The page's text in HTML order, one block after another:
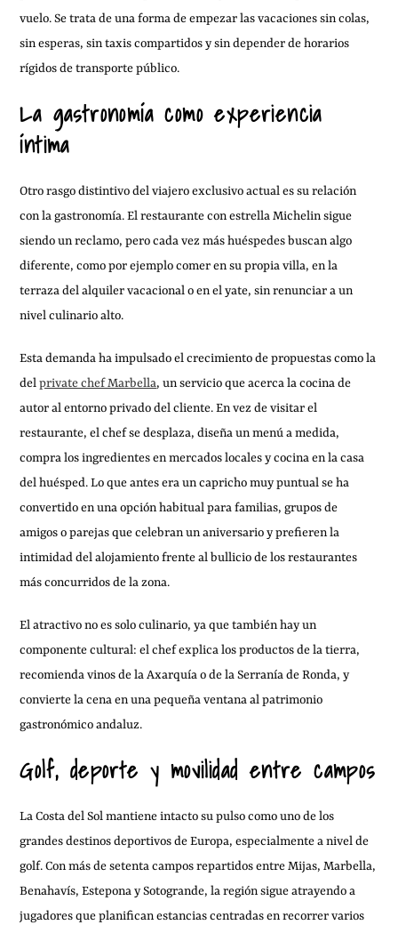
vuelo. Se trata de una forma de empezar las vacaciones sin colas,
sin esperas, sin taxis compartidos y sin depender de horarios
rígidos de transporte público.
La gastronomía como experiencia
íntima
Otro rasgo distintivo del viajero exclusivo actual es su relación
con la gastronomía. El restaurante con estrella Michelin sigue
siendo un reclamo, pero cada vez más huéspedes buscan algo
diferente, como por ejemplo comer en su propia villa, en la
terraza del alquiler vacacional o en el yate, sin renunciar a un
nivel culinario alto.
Esta demanda ha impulsado el crecimiento de propuestas como la
delprivate chef Marbella, un servicio que acerca la cocina de
autor al entorno privado del cliente. En vez de visitar el
restaurante, el chef se desplaza, diseña un menú a medida,
compra los ingredientes en mercados locales y cocina en la casa
del huésped. Lo que antes era un capricho muy puntual se ha
convertido en una opción habitual para familias, grupos de
amigos o parejas que celebran un aniversario y prefieren la
intimidad del alojamiento frente al bullicio de los restaurantes
más concurridos de la zona.
El atractivo no es solo culinario, ya que también hay un
componente cultural: el chef explica los productos de la tierra,
recomienda vinos de la Axarquía o de la Serranía de Ronda, y
convierte la cena en una pequeña ventana al patrimonio
gastronómico andaluz.
Golf, deporte y movilidad entre campos
La Costa del Sol mantiene intacto su pulso como uno de los
grandes destinos deportivos de Europa, especialmente a nivel de
golf. Con más de setenta campos repartidos entre Mijas, Marbella,
Benahavís, Estepona y Sotogrande, la región sigue atrayendo a
jugadores que planifican estancias centradas en recorrer varios